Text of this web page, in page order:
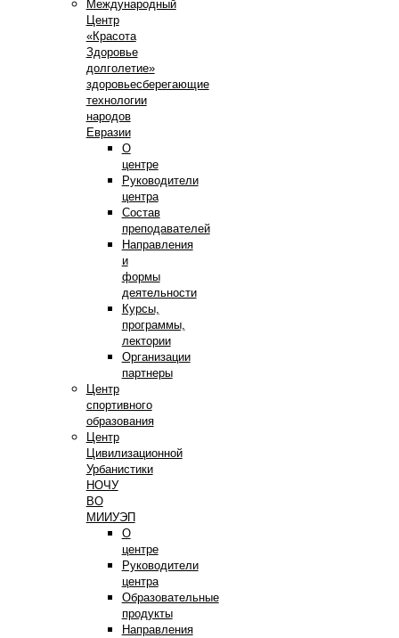
Международный
Центр
«Красота
Здоровье
долголетие»
здоровьесберегающие
технологии
народов
Евразии
О
центре
Руководители
центра
Состав
преподавателей
Направления
и
формы
деятельности
Курсы,
программы,
лектории
Организации
партнеры
Центр
спортивного
образования
Центр
Цивилизационной
Урбанистики
НОЧУ
ВО
МИИУЭП
О
центре
Руководители
центра
Образовательные
продукты
Направления